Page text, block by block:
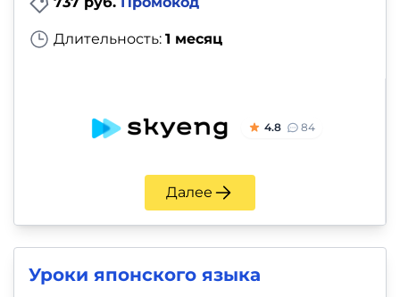
Длительность: 1 месяц
4.8 84
Далее
Уроки японского языка